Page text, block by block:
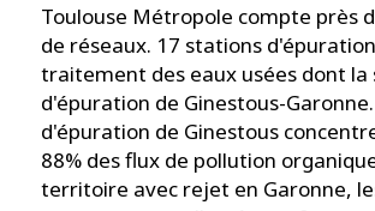
Toulouse Métropole compte près
de réseaux. 17 stations
traitement des eaux usées dont la
d'épuration de Ginestous-
d'épuration de Ginestous
88% des flux de pollution
territoire avec rejet en Garonne,